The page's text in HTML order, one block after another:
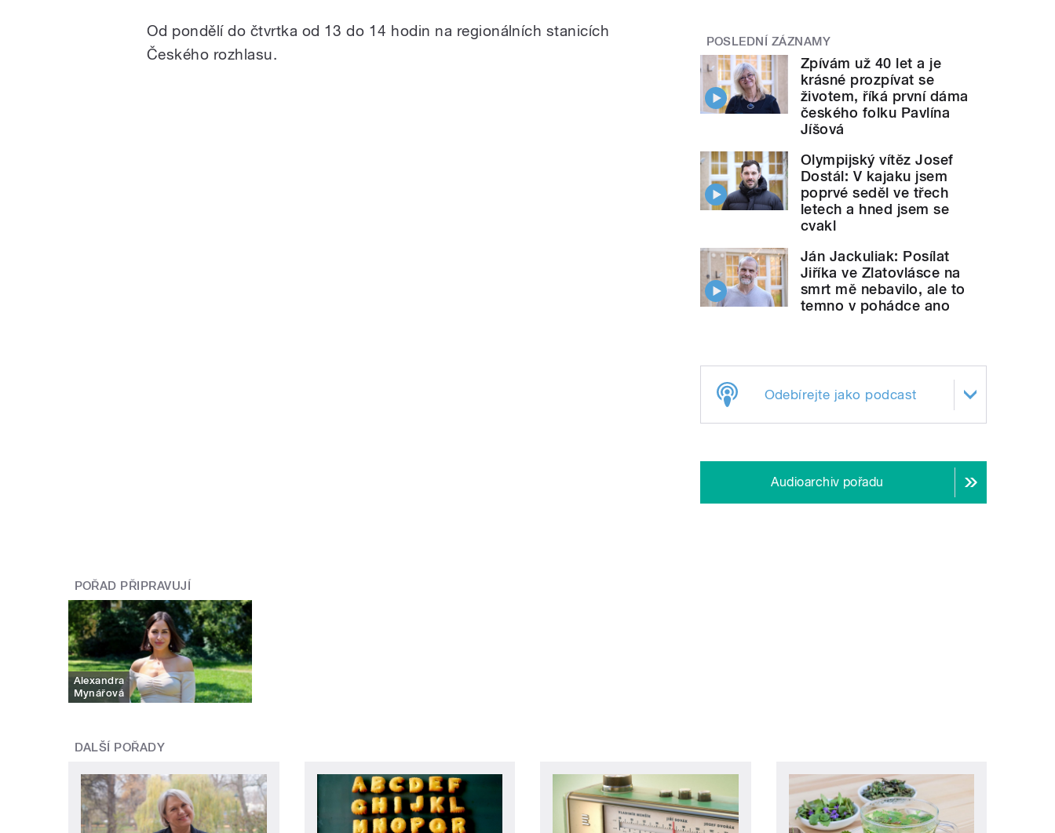
Od pondělí do čtvrtka od 13 do 14 hodin na regionálních stanicích
Českého rozhlasu.
POSLEDNÍ ZÁZNAMY
Zpívám už 40 let a je
krásné prozpívat se
životem, říká první dáma
českého folku Pavlína
Jíšová
Olympijský vítěz Josef
Dostál: V kajaku jsem
poprvé seděl ve třech
letech a hned jsem se
cvakl
Ján Jackuliak: Posílat
Jiříka ve Zlatovlásce na
smrt mě nebavilo, ale to
temno v pohádce ano
Odebírejte jako podcast
Audioarchiv pořadu
POŘAD PŘIPRAVUJÍ
Alexandra
Mynářová
DALŠÍ POŘADY